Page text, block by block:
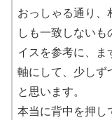
おっしゃる通り、
しも一致しない
イスを参考に、ま
軸にして、少しず
と思います。
本当に背中を押し